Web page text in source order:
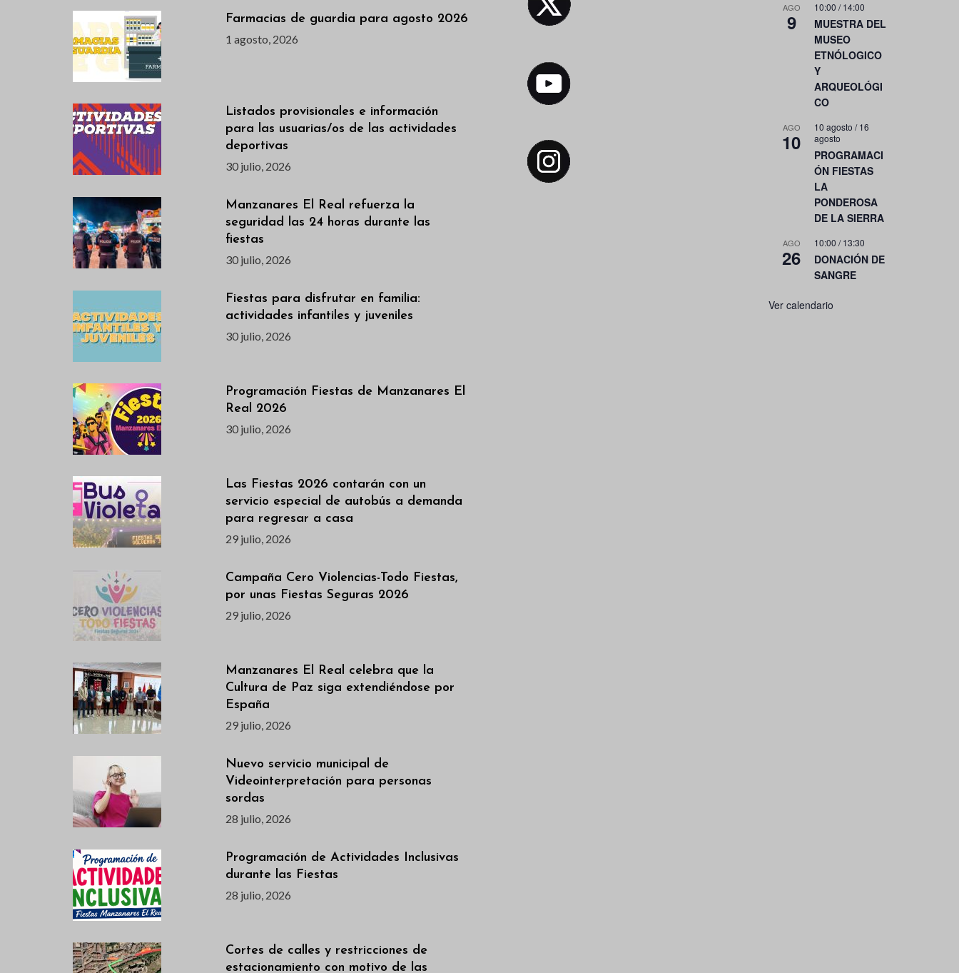
Farmacias de guardia para agosto 2026
1 agosto, 2026
Listados provisionales e información
para las usuarias/os de las actividades
deportivas
30 julio, 2026
Manzanares El Real refuerza la
seguridad las 24 horas durante las
fiestas
30 julio, 2026
Fiestas para disfrutar en familia:
actividades infantiles y juveniles
30 julio, 2026
Programación Fiestas de Manzanares El
Real 2026
30 julio, 2026
Las Fiestas 2026 contarán con un
servicio especial de autobús a demanda
para regresar a casa
29 julio, 2026
Campaña Cero Violencias-Todo Fiestas,
por unas Fiestas Seguras 2026
29 julio, 2026
Manzanares El Real celebra que la
Cultura de Paz siga extendiéndose por
España
29 julio, 2026
Nuevo servicio municipal de
Videointerpretación para personas
sordas
28 julio, 2026
Programación de Actividades Inclusivas
durante las Fiestas
28 julio, 2026
Cortes de calles y restricciones de
estacionamiento con motivo de las
AGO
9
10:00 /14:00
MUESTRA DEL
MUSEO
ETNÓLOGICO
Y
ARQUEOLÓGI
CO
AGO
10
10 agosto /16
agosto
PROGRAMACI
ÓN FIESTAS
LA
PONDEROSA
DE LA SIERRA
AGO
26
10:00 /13:30
DONACIÓN DE
SANGRE
Ver calendario